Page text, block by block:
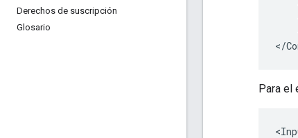
Derechos de suscripción
Glosario
Para el